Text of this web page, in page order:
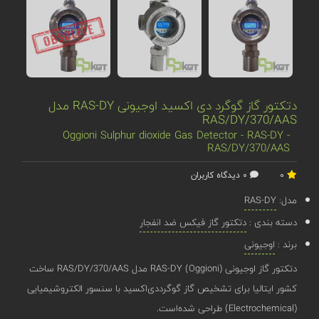
دتکتور گاز گوگرد‌ دی‌ اکسید اوجیونی RAS-DY مدل
RAS/DY/370/AAS
Oggioni Sulphur dioxide Gas Detector - RAS-DY -
RAS/DY/370/AAS
مدل:RAS-DY
دسته بندی :دتکتور گاز فیکس ضد انفجار
برند : اوجیونی
دتکتور گاز اوجیونی (Oggioni) RAS-DY مدل RAS/DY/370/AAS ساخت
کشور ایتالیا برای تشخیص گاز گوگرد‌دی‌اکسید با سنسور الکتروشیمیایی
(Electrochemical) طراحی شده‌است.